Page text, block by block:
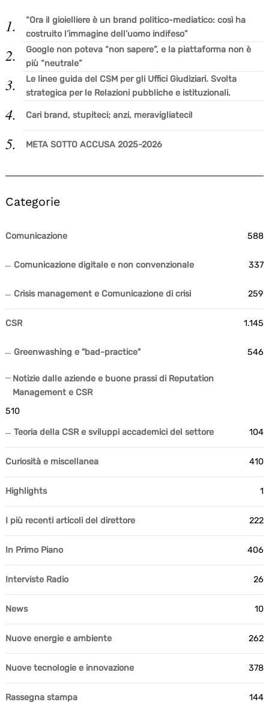
“Ora il gioielliere è un brand politico-mediatico: così ha
costruito l’immagine dell’uomo indifeso”
Google non poteva “non sapere”, e la piattaforma non è
più “neutrale”
Le linee guida del CSM per gli Uffici Giudiziari. Svolta
strategica per le Relazioni pubbliche e istituzionali.
Cari brand, stupiteci; anzi, meravigliateci!
META SOTTO ACCUSA 2025-2026
Categorie
Comunicazione 588
Comunicazione digitale e non convenzionale 337
Crisis management e Comunicazione di crisi 259
CSR 1.145
Greenwashing e "bad-practice" 546
Notizie dalle aziende e buone prassi di Reputation
Management e CSR
510
Teoria della CSR e sviluppi accademici del settore 104
Curiosità e miscellanea 410
Highlights 1
I più recenti articoli del direttore 222
In Primo Piano 406
Interviste Radio 26
News 10
Nuove energie e ambiente 262
Nuove tecnologie e innovazione 378
Rassegna stampa 144